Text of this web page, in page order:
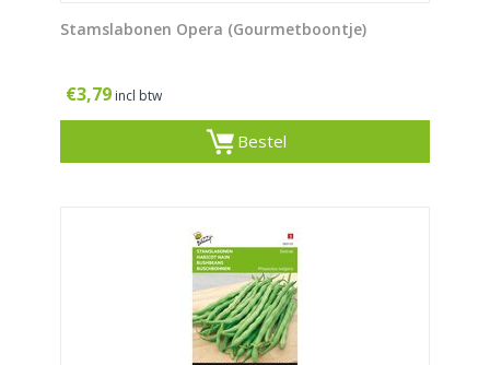
Stamslabonen Opera (Gourmetboontje)
€3,79 incl btw
Bestel